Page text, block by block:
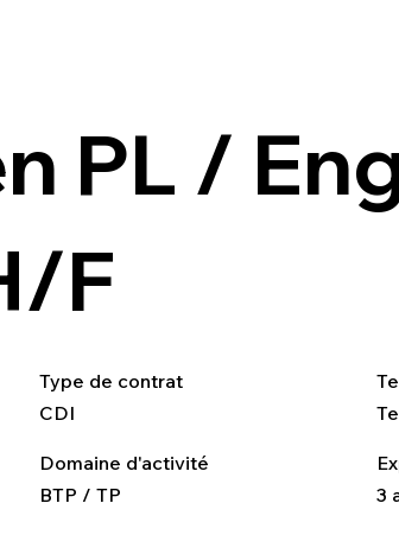
PL /
F
Domaine d'activité
BTP / TP
3
Type de contrat
CDI